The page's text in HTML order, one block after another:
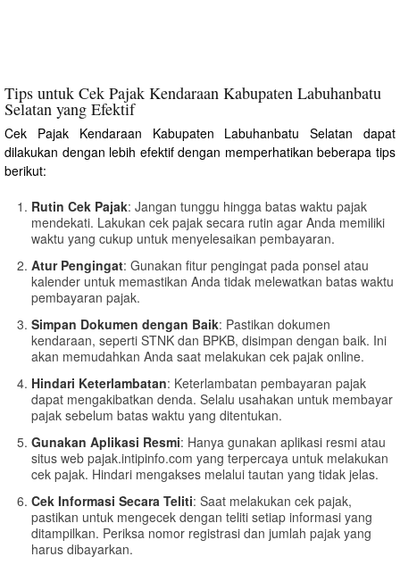
Tips untuk Cek Pajak Kendaraan Kabupaten Labuhanbatu
Selatan yang Efektif
Cek Pajak Kendaraan Kabupaten Labuhanbatu Selatan dapat
dilakukan dengan lebih efektif dengan memperhatikan beberapa tips
berikut:
Rutin Cek Pajak: Jangan tunggu hingga batas waktu pajak
mendekati. Lakukan cek pajak secara rutin agar Anda memiliki
waktu yang cukup untuk menyelesaikan pembayaran.
Atur Pengingat: Gunakan fitur pengingat pada ponsel atau
kalender untuk memastikan Anda tidak melewatkan batas waktu
pembayaran pajak.
Simpan Dokumen dengan Baik: Pastikan dokumen
kendaraan, seperti STNK dan BPKB, disimpan dengan baik. Ini
akan memudahkan Anda saat melakukan cek pajak online.
Hindari Keterlambatan: Keterlambatan pembayaran pajak
dapat mengakibatkan denda. Selalu usahakan untuk membayar
pajak sebelum batas waktu yang ditentukan.
Gunakan Aplikasi Resmi: Hanya gunakan aplikasi resmi atau
situs web pajak.intipinfo.com yang terpercaya untuk melakukan
cek pajak. Hindari mengakses melalui tautan yang tidak jelas.
Cek Informasi Secara Teliti: Saat melakukan cek pajak,
pastikan untuk mengecek dengan teliti setiap informasi yang
ditampilkan. Periksa nomor registrasi dan jumlah pajak yang
harus dibayarkan.